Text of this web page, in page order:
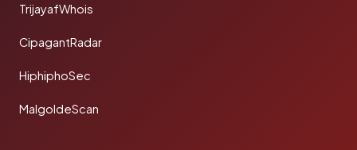
TrijayafWhois
CipagantRadar
HiphiphoSec
MalgoldeScan